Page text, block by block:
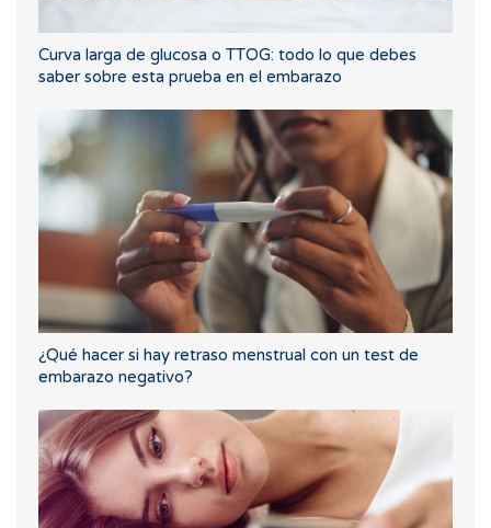
Curva larga de glucosa o TTOG: todo lo que debes
saber sobre esta prueba en el embarazo
¿Qué hacer si hay retraso menstrual con un test de
embarazo negativo?